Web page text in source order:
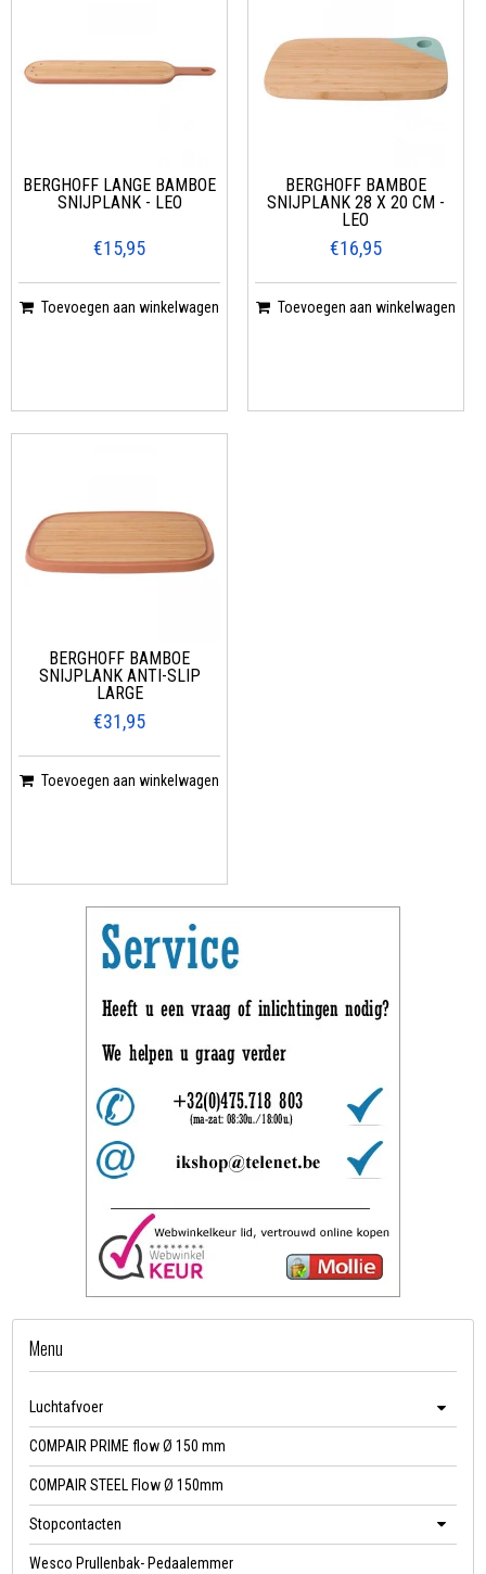
BERGHOFF LANGE BAMBOE
SNIJPLANK - LEO
€15,95
Toevoegen aan winkelwagen
BERGHOFF BAMBOE
SNIJPLANK 28 X 20 CM -
LEO
€16,95
Toevoegen aan winkelwagen
BERGHOFF BAMBOE
SNIJPLANK ANTI-SLIP
LARGE
€31,95
Toevoegen aan winkelwagen
Menu
Luchtafvoer
COMPAIR PRIME flow Ø 150 mm
COMPAIR STEEL Flow Ø 150mm
Stopcontacten
Wesco Prullenbak- Pedaalemmer